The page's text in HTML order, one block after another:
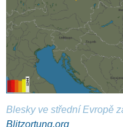
Blesky ve střední Evropě
Blitzortung.org